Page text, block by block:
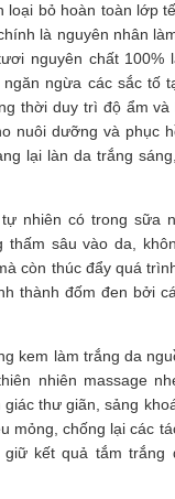
loại bỏ hoàn toàn lớp
là nguyên nhân
nguyên chất 100%
ngừa các sắc tố
thời duy trì độ ẩm và
nuôi dưỡng và phục
lại làn da trắng
nhiên có trong sữa
thấm sâu vào da,
còn thúc đẩy quá
thành đốm đen bởi
kem làm trắng da
nhiên massage
thư giãn, sảng
mỏng, chống lại các
kết quả tắm trắng